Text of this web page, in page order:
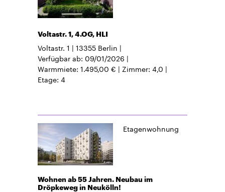
Voltastr. 1, 4.OG, HLI
Voltastr. 1 13355 Berlin
Verfügbar ab 09/01/2026
Warmmiete 1.495,00 € Zimmer 4,0
Etage 4
Etagenwohnung
Wohnen ab 55 Jahren. Neubau im
Dröpkeweg in Neukölln!